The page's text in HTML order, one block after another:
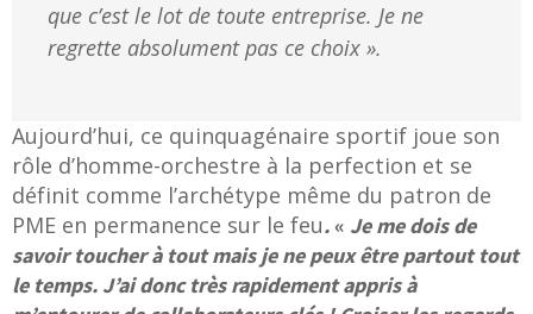
que c’est le lot de toute entreprise. Je ne
regrette absolument pas ce choix ».
Aujourd’hui, ce quinquagénaire sportif joue son
rôle d’homme-orchestre à la perfection et se
définit comme l’archétype même du patron de
PME en permanence sur le feu. « Je me dois de
savoir toucher à tout mais je ne peux être partout tout
le temps. J’ai donc très rapidement appris à